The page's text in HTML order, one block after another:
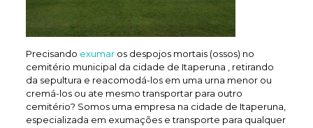
Precisando exumaros despojos mortais (ossos) no
cemitério municipal da cidade de Itaperuna , retirando
da sepultura e reacomodá-los em uma urna menor ou
cremá-los ou ate mesmo transportar para outro
cemitério? Somos uma empresa na cidade de Itaperuna,
especializada em exumações e transporte para qualquer